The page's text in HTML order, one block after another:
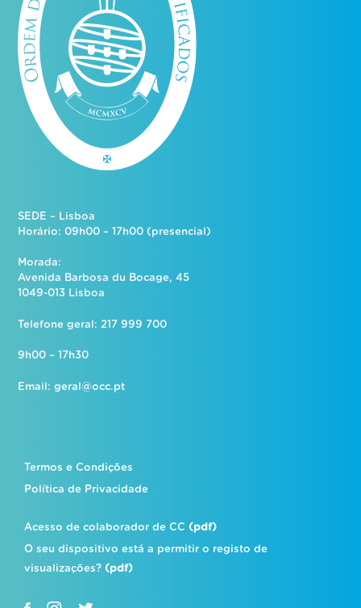
SEDE – Lisboa
Horário: 09h00 – 17h00 (presencial)
Morada:
Avenida Barbosa du Bocage, 45
1049-013 Lisboa
Telefone geral: 217 999 700
9h00 – 17h30
Email:geral@occ.pt
Termos e Condições
Política de Privacidade
Acesso de colaborador de CC(pdf)
O seu dispositivo está a permitir o registo de
visualizações?(pdf)